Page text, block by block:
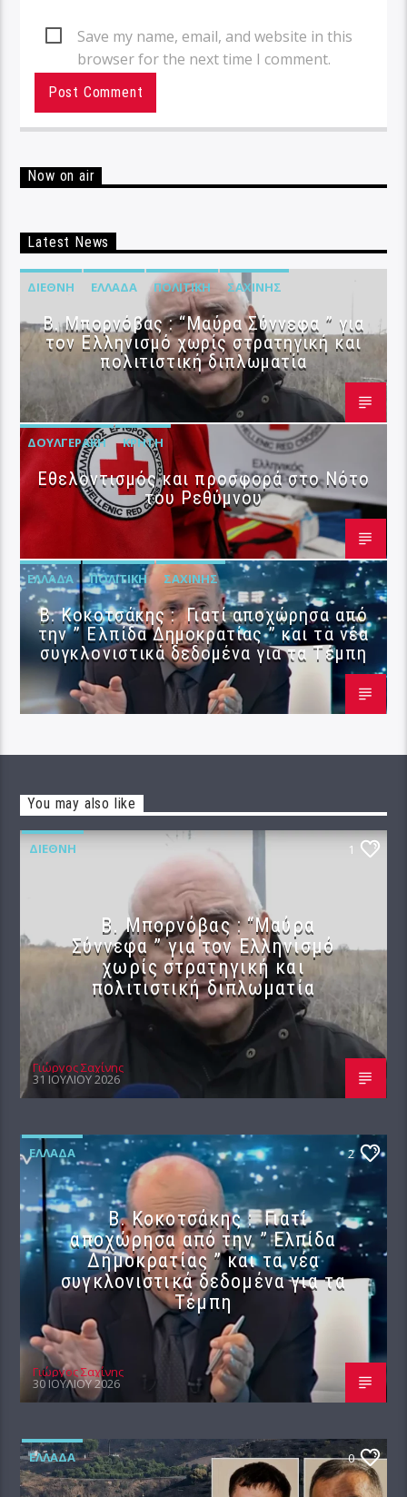
Save my name, email, and website in this
browser for the next time I comment.
Now on air
Latest News
ΔΙΕΘΝΉ ΕΛΛΆΔΑ ΠΟΛΙΤΙΚΉ ΣΑΧΊΝΗΣ
B. Μπορνόβας : “Μαύρα Σύννεφα ” για
τον Ελληνισμό χωρίς στρατηγική και
πολιτιστική διπλωματία
ΔΟΥΛΓΕΡΆΚΗ ΚΡΉΤΗ
Εθελοντισμός και προσφορά στο Νότο
του Ρεθύμνου
ΕΛΛΆΔΑ ΠΟΛΙΤΙΚΉ ΣΑΧΊΝΗΣ
Β. Κοκοτσάκης : Γιατί αποχώρησα από
την ” Ελπίδα Δημοκρατίας ” και τα νέα
συγκλονιστικά δεδομένα για τα Τέμπη
You may also like
ΔΙΕΘΝΉ 1
B. Μπορνόβας : “Μαύρα
Σύννεφα ” για τον Ελληνισμό
χωρίς στρατηγική και
πολιτιστική διπλωματία
Γιώργος Σαχίνης
31 ΙΟΥΛΊΟΥ 2026
ΕΛΛΆΔΑ 2
Β. Κοκοτσάκης : Γιατί
αποχώρησα από την ” Ελπίδα
Δημοκρατίας ” και τα νέα
συγκλονιστικά δεδομένα για τα
Τέμπη
Γιώργος Σαχίνης
30 ΙΟΥΛΊΟΥ 2026
ΕΛΛΆΔΑ 0